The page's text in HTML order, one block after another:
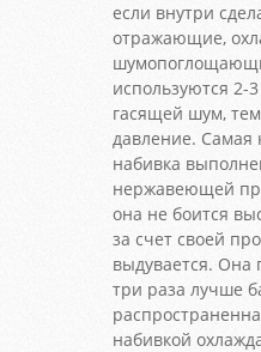
если внутри
отражающие,
используются 2-
гасящей шум,
давление. Самая
набивка
нержавеющей
она не боится
за счет своей
выдувается.
три раза лучше
набивкой